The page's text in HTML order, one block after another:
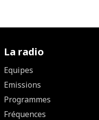
La radio
Equipes
Emissions
Programmes
Fréquences